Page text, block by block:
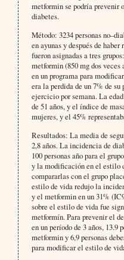
metformin se podría prevenir
diabetes.
Método: 3234 personas
en ayunas y después de
fueron asignadas a tres
metformin (850 mg dos
en un programa para
era la perdida de un 7% de su
ejercicio por semana. La
de 51 años, y el índice de
mujeres, y el 45%
Resultados: La media de
2,8 años. La incidencia de
100 personas año para el
y la modificación en el estilo
compararlas con el grupo
estilo de vida redujo la
y el metformin en un 31%
sobre el estilo de vida fue
metformín. Para prevenir el
en un período de 3 años, 13.9
metformin y 6,9 personas
para modificar el estilo de